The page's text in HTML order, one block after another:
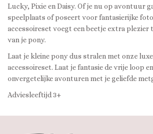
Lucky, Pixie en Daisy. Of je nu op avontuur
speelplaats of poseert voor fantasierijke
accessoireset voegt een beetje extra plezier
van je pony.
Laat je kleine pony dus stralen met onze
accessoireset. Laat je fantasie de vrije loop
onvergetelijke avonturen met je geliefde
Adviesleeftijd 3+